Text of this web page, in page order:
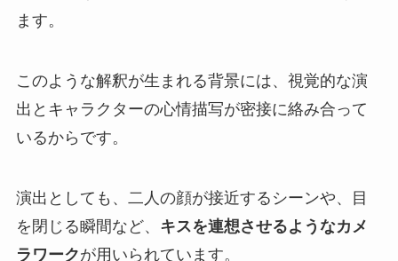
ます。
このような解釈が生まれる背景には、視覚的な演
出とキャラクターの心情描写が密接に絡み合って
いるからです。
演出としても、二人の顔が接近するシーンや、目
を閉じる瞬間など、 キスを連想させるようなカメ
ラワークが用いられています。